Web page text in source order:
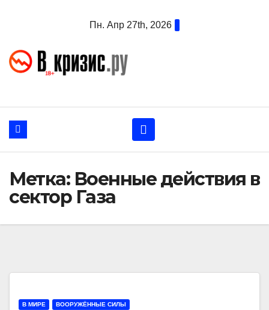
Пн. Апр 27th, 2026
Метка: Военные действия в
сектор Газа
В МИРЕ ВООРУЖЁННЫЕ СИЛЫ